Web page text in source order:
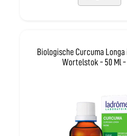
Biologische Curcuma
Wortelstok - 50 Ml -